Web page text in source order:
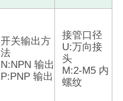
开关输出方
法
N:NPN 输出
P:PNP 输出
接管口径
U:万向接
头
M:2-M5 内
螺纹